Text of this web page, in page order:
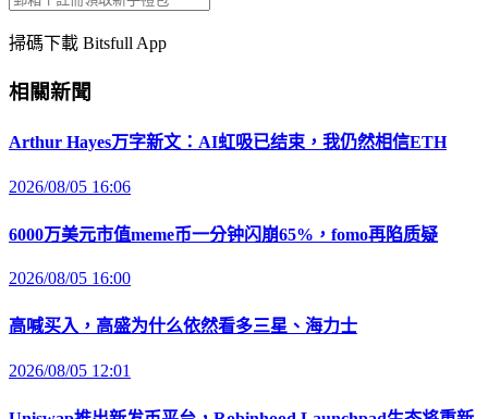
掃碼下載 Bitsfull App
相關新聞
Arthur Hayes万字新文：AI虹吸已结束，我仍然相信ETH
2026/08/05 16:06
6000万美元市值meme币一分钟闪崩65%，fomo再陷质疑
2026/08/05 16:00
高喊买入，高盛为什么依然看多三星、海力士
2026/08/05 12:01